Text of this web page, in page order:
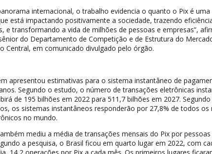
internacional, o trabalho evidencia o quanto o Pix é uma
está impactando positivamente a sociedade, trazendo
e transformando a vida de milhões de pessoas e empresas”,
do Departamento de Competição e de Estrutura do
Central, em comunicado divulgado pelo órgão.
apresentou estimativas para o sistema instantâneo de
Segundo o estudo, o número de transações eletrônicas
de 195 bilhões em 2022 para 511,7 bilhões em 2027.
os sistemas instantâneos responderão por 27,8% de todos os
no mundo.
mediu a média de transações mensais do Pix por
a pesquisa, o Brasil ficou em quarto lugar em 2022, com